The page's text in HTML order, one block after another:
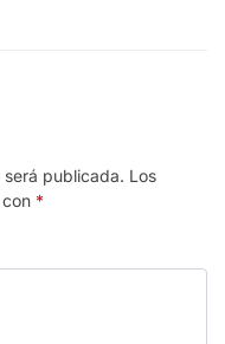
publicada. Los
*